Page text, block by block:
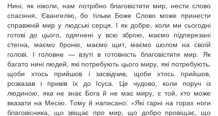
Нині, як ніколи, нам потрібно благовістити мир, нести слово
спасіння, Євангелію, бо тільки Боже Слово може принести
справжній мир у людські серця. І як добре, коли ми сьогодні
готові до цього, одягнені у всю зброю, маємо підперезані
стегна, маємо броню, маємо щит, маємо шолом на своїй
голові. І головне — взуті в готовність благовістити мир. Як
багато нині людей, які потребують цього миру, які потребують,
щоби хтось прийшов і засвідчив, щоби хтось прийшов,
розказав і привів їх до Ісуса. Це чудово, коли поруч із
людиною, яка не знає Бога й не має миру, є той, хто може
вказати на Месію. Тому й написано: «Які гарні на горах ноги
благовісника, що звіщає про мир, що добро провіщає, що